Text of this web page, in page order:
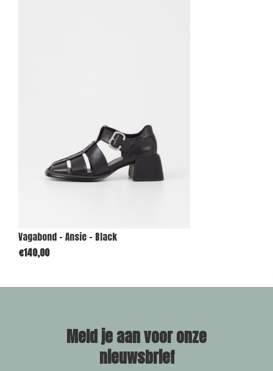
Vagabond - Ansie - Black
€140,00
Meld je aan voor onze
nieuwsbrief